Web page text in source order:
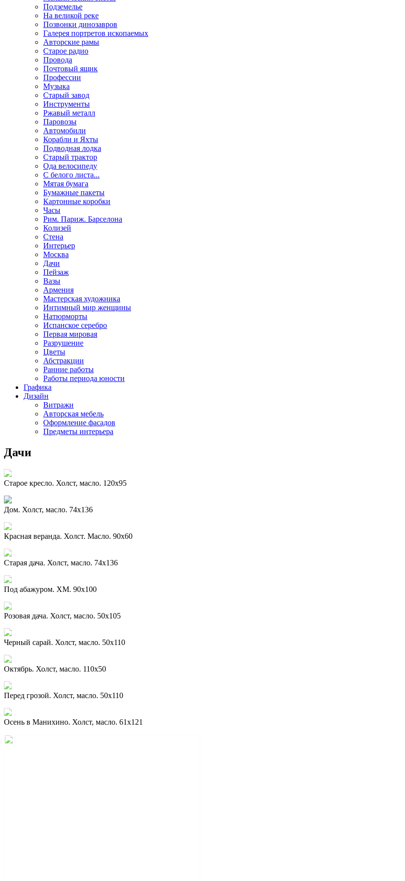
Подземелье
На великой реке
Позвонки динозавров
Галерея портретов ископаемых
Авторские рамы
Старое радио
Провода
Почтовый ящик
Профессии
Музыка
Старый завод
Инструменты
Ржавый металл
Паровозы
Автомобили
Корабли и Яхты
Подводная лодка
Старый трактор
Ода велосипеду
С белого листа...
Мятая бумага
Бумажные пакеты
Картонные коробки
Часы
Рим. Париж. Барселона
Колизей
Стена
Интерьер
Москва
Дачи
Пейзаж
Вазы
Армения
Мастерская художника
Интимный мир женщины
Натюрморты
Испанское серебро
Первая мировая
Разрушение
Цветы
Абстракции
Ранние работы
Работы периода юности
Графика
Дизайн
Витражи
Авторская мебель
Оформление фасадов
Предметы интерьера
Дачи
Старое кресло. Холст, масло. 120х95
Дом. Холст, масло. 74х136
Красная веранда. Холст. Масло. 90х60
Старая дача. Холст, масло. 74х136
Под абажуром. ХМ. 90х100
Розовая дача. Холст, масло. 50х105
Черный сарай. Холст, масло. 50х110
Октябрь. Холст, масло. 110х50
Перед грозой. Холст, масло. 50х110
Осень в Манихино. Холст, масло. 61х121